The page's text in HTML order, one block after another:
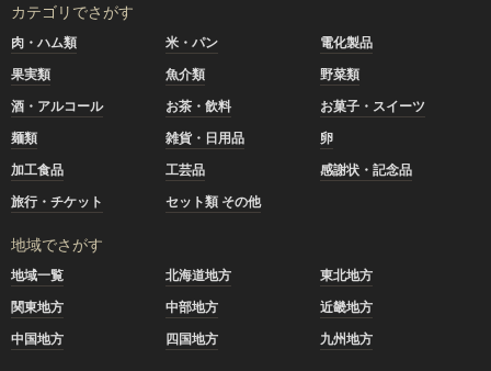
カテゴリでさがす
肉・ハム類 米・パン
電化製品
果実類
魚介類
野菜類
酒・アルコール
お茶・飲料
お菓子・スイーツ
麺類
雑貨・日用品
卵
加工食品
工芸品
感謝状・記念品
旅行・チケット
セット類 その他
地域でさがす
地域一覧 北海道地方
東北地方
関東地方
中部地方
近畿地方
中国地方
四国地方 九州地方